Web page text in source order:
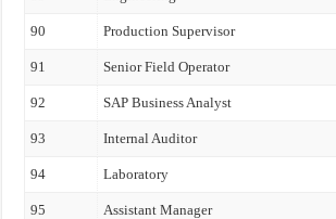
90 Production Supervisor
91 Senior Field Operator
92 SAP Business Analyst
93 Internal Auditor
94 Laboratory
95 Assistant Manager